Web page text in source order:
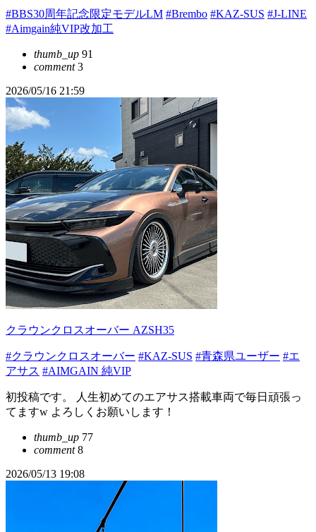
#BBS30周年記念限定モデルLM #Brembo #KAZ-SUS #J-LINE
#Aimgain純VIP改加工
thumb_up 91
comment3
2026/05/16 21:59
クラウンクロスオーバー AZSH35
#クラウンクロスオーバー #KAZ-SUS #青森県ユーザー #エ
アサス #AIMGAIN 純VIP
初投稿です。 人生初めてのエアサス搭載車両で毎日頑張っ
てますw よろしくお願いします！
thumb_up 77
comment8
2026/05/13 19:08